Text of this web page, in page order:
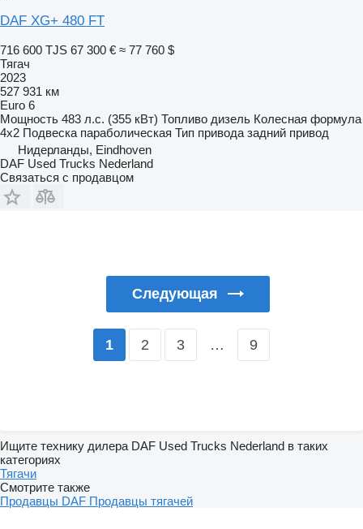
DAF XG+ 480 FT
716 600 TJS 67 300 € ≈ 77 760 $
Тягач
2023
527 931 км
Euro 6
Мощность 483 л.с. (355 кВт) Топливо дизель Колесная формула
4x2 Подвеска параболическая Тип привода задний привод
Нидерланды, Eindhoven
DAF Used Trucks Nederland
Связаться с продавцом
Следующая
1 2 3 … 9
Ищите технику дилера DAF Used Trucks Nederland в таких
категориях
Тягачи
Смотрите также
Продавцы DAF Продавцы тягачей